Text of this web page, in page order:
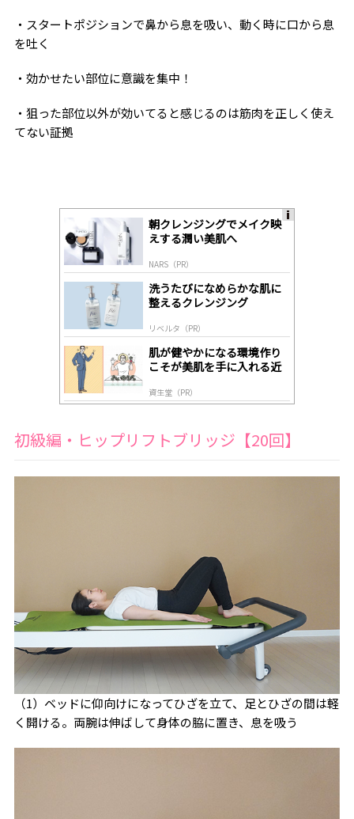
・スタートポジションで鼻から息を吸い、動く時に口から息
を吐く
・効かせたい部位に意識を集中！
・狙った部位以外が効いてると感じるのは筋肉を正しく使え
てない証拠
朝クレンジングでメイク映
えする潤い美肌へ
NARS（PR）
洗うたびになめらかな肌に
整えるクレンジング
リベルタ（PR）
肌が健やかになる環境作り
こそが美肌を手に入れる近
資生堂（PR）
初級編・ヒップリフトブリッジ【20回】
（1）ベッドに仰向けになってひざを立て、足とひざの間は軽
く開ける。両腕は伸ばして身体の脇に置き、息を吸う